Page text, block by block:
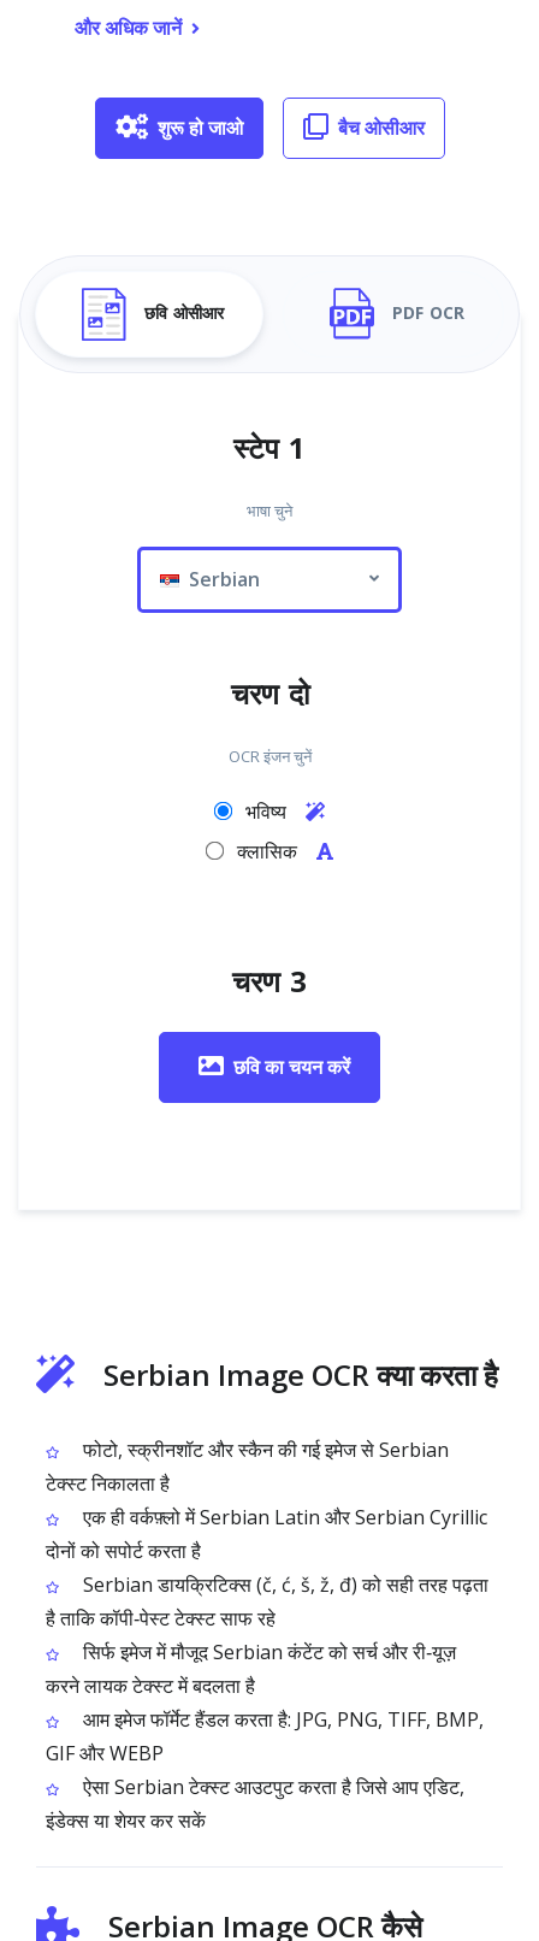
और अधिक जानें
शुरू हो जाओ बैच ओसीआर
छवि ओसीआर PDF OCR
स्टेप 1
भाषा चुने
Serbian
चरण दो
OCR इंजन चुनें
भविष्य
क्लासिक
चरण 3
छवि का चयन करें
Serbian Image OCR क्या करता है
फोटो, स्क्रीनशॉट और स्कैन की गई इमेज से Serbian
टेक्स्ट निकालता है
एक ही वर्कफ़्लो में Serbian Latin और Serbian Cyrillic
दोनों को सपोर्ट करता है
Serbian डायक्रिटिक्स (č, ć, š, ž, đ) को सही तरह पढ़ता
है ताकि कॉपी‑पेस्ट टेक्स्ट साफ रहे
सिर्फ इमेज में मौजूद Serbian कंटेंट को सर्च और री‑यूज़
करने लायक टेक्स्ट में बदलता है
आम इमेज फॉर्मेट हैंडल करता है: JPG, PNG, TIFF, BMP,
GIF और WEBP
ऐसा Serbian टेक्स्ट आउटपुट करता है जिसे आप एडिट,
इंडेक्स या शेयर कर सकें
Serbian Image OCR कैसे